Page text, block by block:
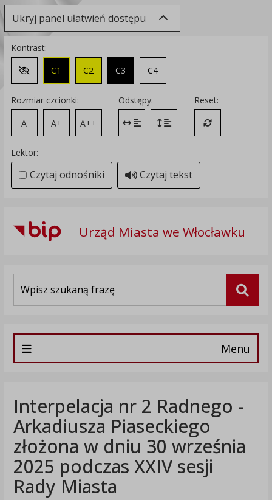
Ukryj panel ułatwień dostępu
Kontrast:
Zmień kontrast na domyślny
C1 C2 C3 C4
Rozmiar czcionki:
A
A+ A++
Odstępy:
Zmień odstęp między literami
Zmień interlinię i margines
Reset:
Przywróć
Lektor:
Czytaj odnośniki Czytaj tekst
Urząd Miasta we Włocławku
Menu
Interpelacja nr 2 Radnego -
Arkadiusza Piaseckiego
złożona w dniu 30 września
2025 podczas XXIV sesji
Rady Miasta